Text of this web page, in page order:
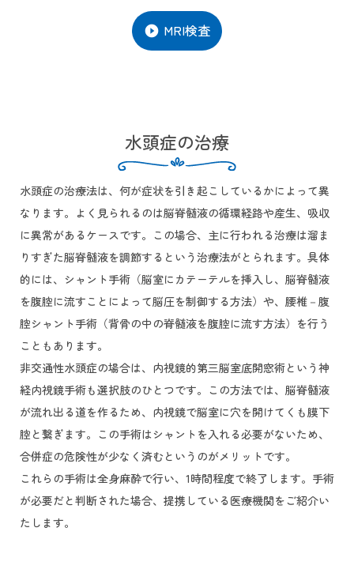
play_circle_filled MRI検査
水頭症の治療
水頭症の治療法は、何が症状を引き起こしているかによって異
なります。よく見られるのは脳脊髄液の循環経路や産生、吸収
に異常があるケースです。この場合、主に行われる治療は溜ま
りすぎた脳脊髄液を調節するという治療法がとられます。具体
的には、シャント手術（脳室にカテーテルを挿入し、脳脊髄液
を腹腔に流すことによって脳圧を制御する方法）や、腰椎－腹
腔シャント手術（背骨の中の脊髄液を腹腔に流す方法）を行う
こともあります。
非交通性水頭症の場合は、内視鏡的第三脳室底開窓術という神
経内視鏡手術も選択肢のひとつです。この方法では、脳脊髄液
が流れ出る道を作るため、内視鏡で脳室に穴を開けてくも膜下
腔と繋ぎます。この手術はシャントを入れる必要がないため、
合併症の危険性が少なく済むというのがメリットです。
これらの手術は全身麻酔で行い、1時間程度で終了します。手術
が必要だと判断された場合、提携している医療機関をご紹介い
たします。